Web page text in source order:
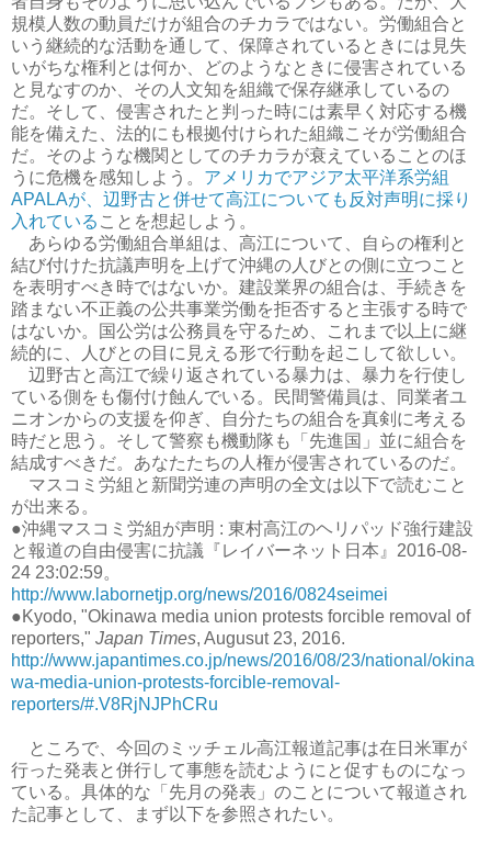
規模人数の動員だけが組合のチカラではない。労働組合と
いう継続的な活動を通して、保障されているときには見失
いがちな権利とは何か、どのようなときに侵害されている
と見なすのか、その人文知を組織で保存継承しているの
だ。そして、侵害されたと判った時には素早く対応する機
能を備えた、法的にも根拠付けられた組織こそが労働組合
だ。そのような機関としてのチカラが衰えていることのほ
うに危機を感知しよう。 アメリカでアジア太平洋系労組
APALAが、辺野古と併せて高江についても反対声明に採り
入れている ことを想起しよう。
あらゆる労働組合単組は、高江について、自らの権利と
結び付けた抗議声明を上げて沖縄の人びとの側に立つこと
を表明すべき時ではないか。建設業界の組合は、手続きを
踏まない不正義の公共事業労働を拒否すると主張する時で
はないか。国公労は公務員を守るため、これまで以上に継
続的に、人びとの目に見える形で行動を起こして欲しい。
辺野古と高江で繰り返されている暴力は、暴力を行使し
ている側をも傷付け蝕んでいる。民間警備員は、同業者ユ
ニオンからの支援を仰ぎ、自分たちの組合を真剣に考える
時だと思う。そして警察も機動隊も「先進国」並に組合を
結成すべきだ。あなたたちの人権が侵害されているのだ。
マスコミ労組と新聞労連の声明の全文は以下で読むこと
が出来る。
●沖縄マスコミ労組が声明 : 東村高江のヘリパッド強行建設
と報道の自由侵害に抗議『レイバーネット日本』2016-08-
24 23:02:59。
http://www.labornetjp.org/news/2016/0824seimei
●Kyodo, "Okinawa media union protests forcible removal of
reporters," Japan Times, Augusut 23, 2016.
http://www.japantimes.co.jp/news/2016/08/23/national/okina
wa-media-union-protests-forcible-removal-
reporters/#.V8RjNJPhCRu
ところで、今回のミッチェル高江報道記事は在日米軍が
行った発表と併行して事態を読むようにと促すものになっ
ている。具体的な「先月の発表」のことについて報道され
た記事として、まず以下を参照されたい。